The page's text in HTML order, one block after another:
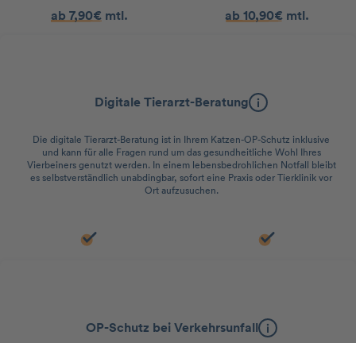
ab 7,90€mtl. ab 10,90€ mtl.
Digitale Tierarzt-Beratung
Die digitale Tierarzt-Beratung ist in Ihrem Katzen-OP-Schutz inklusive
und kann für alle Fragen rund um das gesundheitliche Wohl Ihres
Vierbeiners genutzt werden. In einem lebensbedrohlichen Notfall bleibt
es selbstverständlich unabdingbar, sofort eine Praxis oder Tierklinik vor
Ort aufzusuchen.
OP-Schutz bei Verkehrsunfall